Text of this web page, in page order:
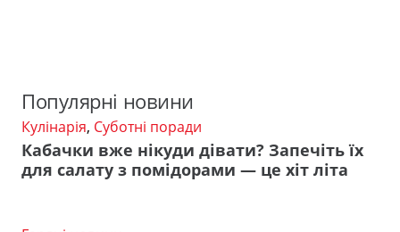
Популярні новини
Кулінарія, Суботні поради
Кабачки вже нікуди дівати? Запечіть їх
для салату з помідорами — це хіт літа